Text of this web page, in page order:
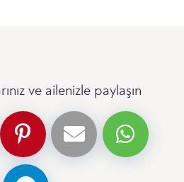
ve ailenizle paylaşın